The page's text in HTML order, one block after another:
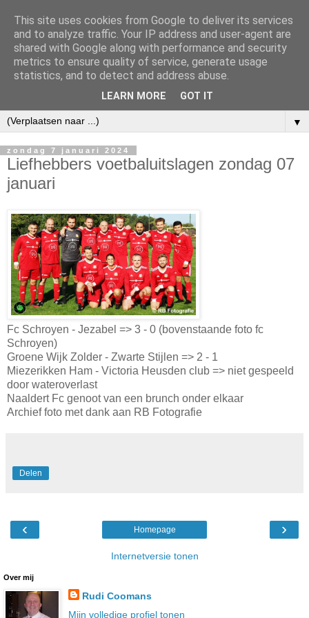
▼
zondag 7 januari 2024
Liefhebbers voetbaluitslagen zondag 07
januari
Fc Schroyen - Jezabel => 3 - 0 (bovenstaande foto fc
Schroyen)
Groene Wijk Zolder - Zwarte Stijlen => 2 - 1
Miezerikken Ham - Victoria Heusden club => niet gespeeld
door wateroverlast
Naaldert Fc genoot van een brunch onder elkaar
Archief foto met dank aan RB Fotografie
Delen
‹ ›
Homepage
Internetversie tonen
Over mij
Rudi Coomans
Mijn volledige profiel tonen
This site uses cookies from Google to deliver its services
and to analyze traffic. Your IP address and user-agent are
shared with Google along with performance and security
metrics to ensure quality of service, generate usage
statistics, and to detect and address abuse.
LEARN MORE GOT IT